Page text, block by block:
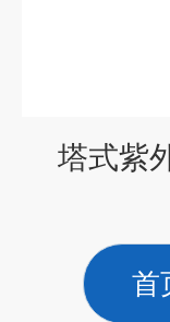
塔式紫
首